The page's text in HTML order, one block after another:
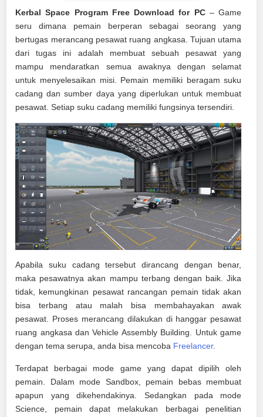
Kerbal Space Program Free Download for PC– Game
seru dimana pemain berperan sebagai seorang yang
bertugas merancang pesawat ruang angkasa. Tujuan utama
dari tugas ini adalah membuat sebuah pesawat yang
mampu mendaratkan semua awaknya dengan selamat
untuk menyelesaikan misi. Pemain memiliki beragam suku
cadang dan sumber daya yang diperlukan untuk membuat
pesawat. Setiap suku cadang memiliki fungsinya tersendiri.
Apabila suku cadang tersebut dirancang dengan benar,
maka pesawatnya akan mampu terbang dengan baik. Jika
tidak, kemungkinan pesawat rancangan pemain tidak akan
bisa terbang atau malah bisa membahayakan awak
pesawat. Proses merancang dilakukan di hanggar pesawat
ruang angkasa dan Vehicle Assembly Building. Untuk game
dengan tema serupa, anda bisa mencoba Freelancer.
Terdapat berbagai mode game yang dapat dipilih oleh
pemain. Dalam mode Sandbox, pemain bebas membuat
apapun yang dikehendakinya. Sedangkan pada mode
Science, pemain dapat melakukan berbagai penelitian